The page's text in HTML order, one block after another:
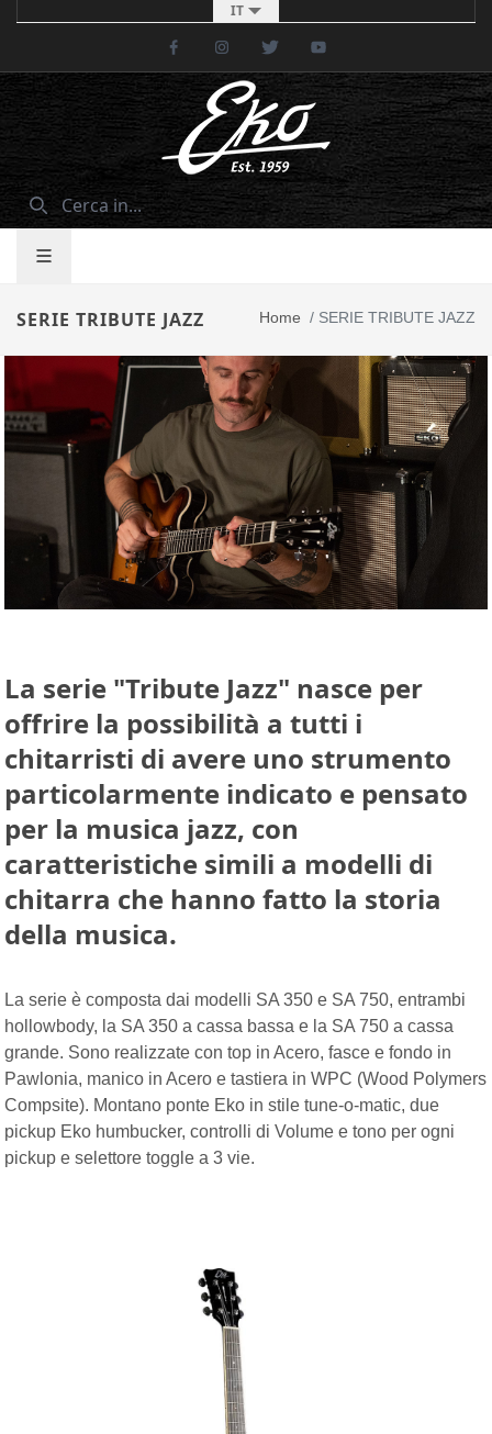
IT
FacebookInstagramTwitter
SERIE TRIBUTE JAZZ Home / SERIE TRIBUTE JAZZ
La serie "Tribute Jazz" nasce per
offrire la possibilità a tutti i
chitarristi di avere uno strumento
particolarmente indicato e pensato
per la musica jazz, con
caratteristiche simili a modelli di
chitarra che hanno fatto la storia
della musica.
La serie è composta dai modelli SA 350 e SA 750, entrambi
hollowbody, la SA 350 a cassa bassa e la SA 750 a cassa
grande. Sono realizzate con top in Acero, fasce e fondo in
Pawlonia, manico in Acero e tastiera in WPC (Wood Polymers
Compsite). Montano ponte Eko in stile tune-o-matic, due
pickup Eko humbucker, controlli di Volume e tono per ogni
pickup e selettore toggle a 3 vie.